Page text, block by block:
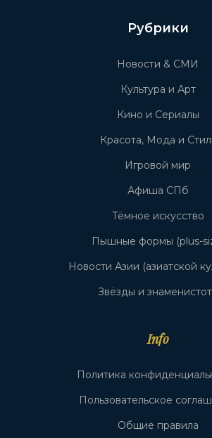
Рубрики
Новости & СМИ
Культура и Арт
Кино и Сериалы
Красота, Мода и
Игровой мир
Афиша СПб
Тёмное искусство
Пышные формы (plus-
Новости Азии (азиатской
Звёзды и
Info
Политика
Пользовательское
Общие правила